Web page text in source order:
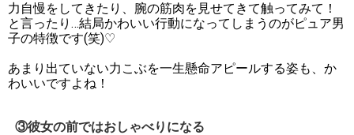
力自慢をしてきたり、腕の筋肉を見せてきて触ってみて！
と言ったり…結局かわいい行動になってしまうのがピュア男
子の特徴です(笑)♡
あまり出ていない力こぶを一生懸命アピールする姿も、か
わいいですよね！
③彼女の前ではおしゃべりになる